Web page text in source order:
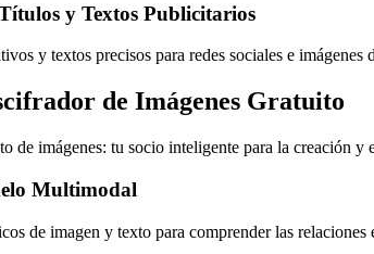
y Textos Publicitarios
y textos precisos para redes sociales e
de Imágenes Gratuito
de imágenes: tu socio inteligente para la creación y
Multimodal
de imagen y texto para comprender las